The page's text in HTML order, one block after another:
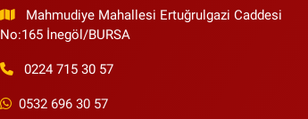
Mahmudiye Mahallesi Ertuğrulgazi Caddesi
No:165 İnegöl/BURSA
0224 715 30 57
0532 696 30 57